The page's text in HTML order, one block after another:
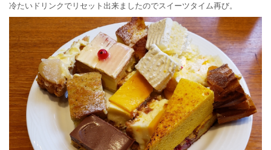
冷たいドリンクでリセット出来ましたのでスイーツタイム再び。